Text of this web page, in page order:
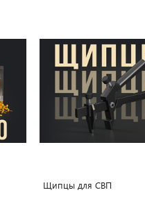
Щипцы для СВП